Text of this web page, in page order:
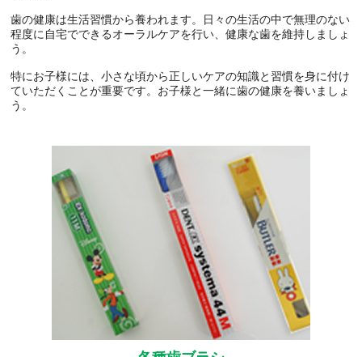
歯の健康は生活習慣から養われます。日々の生活の中で無理のない
程度に自宅でできるオーラルケアを行い、健康な歯を維持しましょ
う。
特にお子様には、小さな頃から正しいケアの知識と習慣を身に付け
ていただくことが重要です。お子様と一緒に歯の健康を養いましょ
う。